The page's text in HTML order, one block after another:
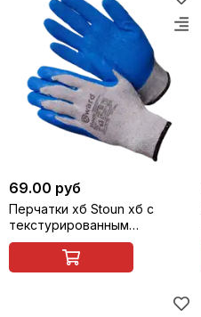
69.00 руб
Перчатки хб Stoun хб с
текстурированным
латексным покрытием